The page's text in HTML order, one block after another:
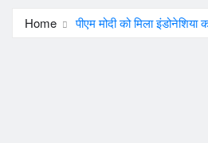
Home पीएम मोदी को मिला इंडोनेशिया